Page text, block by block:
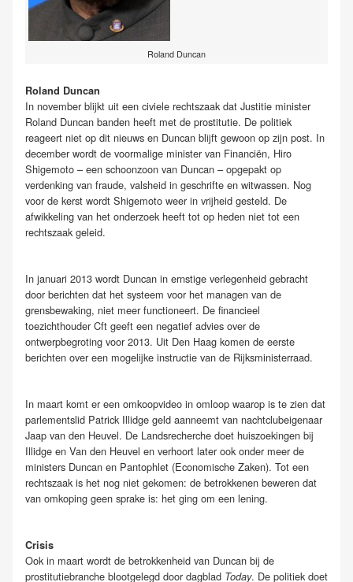
Roland Duncan
Roland Duncan
In november blijkt uit een civiele rechtszaak dat Justitie minister
Roland Duncan banden heeft met de prostitutie. De politiek
reageert niet op dit nieuws en Duncan blijft gewoon op zijn post. In
december wordt de voormalige minister van Financiën, Hiro
Shigemoto – een schoonzoon van Duncan – opgepakt op
verdenking van fraude, valsheid in geschrifte en witwassen. Nog
voor de kerst wordt Shigemoto weer in vrijheid gesteld. De
afwikkeling van het onderzoek heeft tot op heden niet tot een
rechtszaak geleid.
In januari 2013 wordt Duncan in ernstige verlegenheid gebracht
door berichten dat het systeem voor het managen van de
grensbewaking, niet meer functioneert. De financieel
toezichthouder Cft geeft een negatief advies over de
ontwerpbegroting voor 2013. Uit Den Haag komen de eerste
berichten over een mogelijke instructie van de Rijksministerraad.
In maart komt er een omkoopvideo in omloop waarop is te zien dat
parlementslid Patrick Illidge geld aanneemt van nachtclubeigenaar
Jaap van den Heuvel. De Landsrecherche doet huiszoekingen bij
Illidge en Van den Heuvel en verhoort later ook onder meer de
ministers Duncan en Pantophlet (Economische Zaken). Tot een
rechtszaak is het nog niet gekomen: de betrokkenen beweren dat
van omkoping geen sprake is: het ging om een lening.
Crisis
Ook in maart wordt de betrokkenheid van Duncan bij de
prostitutiebranche blootgelegd door dagblad Today. De politiek doet